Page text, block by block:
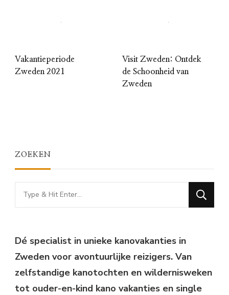
Vakantieperiode
Zweden 2021
Visit Zweden: Ontdek
de Schoonheid van
Zweden
ZOEKEN
Looking
for
Dé specialist in unieke kanovakanties in
Zweden voor avontuurlijke reizigers. Van
zelfstandige kanotochten en wildernisweken
tot ouder-en-kind kano vakanties en single